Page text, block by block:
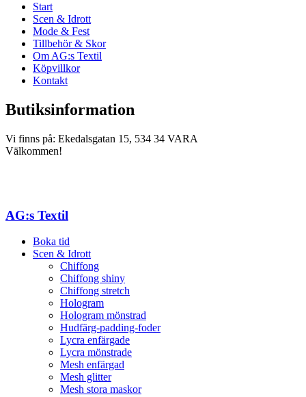
Start
Scen & Idrott
Mode & Fest
Tillbehör & Skor
Om AG:s Textil
Köpvillkor
Kontakt
Butiksinformation
Vi finns på: Ekedalsgatan 15, 534 34 VARA
Välkommen!
AG:s Textil
Boka tid
Scen & Idrott
Chiffong
Chiffong shiny
Chiffong stretch
Hologram
Hologram mönstrad
Hudfärg-padding-foder
Lycra enfärgade
Lycra mönstrade
Mesh enfärgad
Mesh glitter
Mesh stora maskor